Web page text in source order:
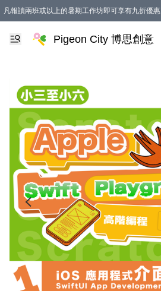
凡報讀兩班或以上的暑期工作坊即可享有九折優惠
Pigeon City 博思創意